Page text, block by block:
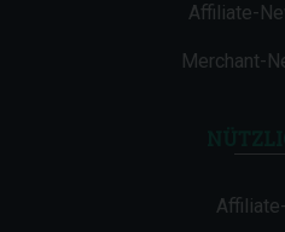
Affiliate-
Merchant-